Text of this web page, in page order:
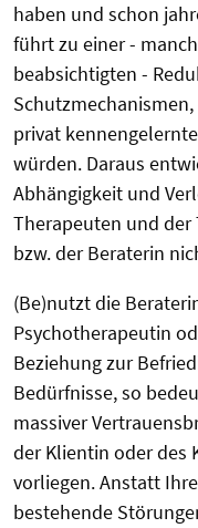
haben und schon
führt zu einer -
beabsichtigten -
privat
würden. Daraus
Abhängigkeit und
Therapeuten und der
bzw. der Beraterin
(Be)nutzt die
Psychotherapeutin
Beziehung zur
Bedürfnisse, so
massiver
der Klientin oder des
vorliegen. Anstatt
bestehende